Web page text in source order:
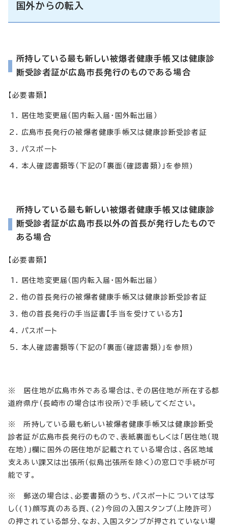
国外からの転入
所持している最も新しい被爆者健康手帳又は健康診
断受診者証が広島市長発行のものである場合
【必要書類】
居住地変更届（国内転入届・国外転出届）
広島市長発行の被爆者健康手帳又は健康診断受診者証
パスポート
本人確認書類等（下記の「裏面（確認書類）」を参照)
所持している最も新しい被爆者健康手帳又は健康診
断受診者証が広島市長以外の首長が発行したもので
ある場合
【必要書類】
居住地変更届（国内転入届・国外転出届）
他の首長発行の被爆者健康手帳又は健康診断受診者証
他の首長発行の手当証書【手当を受けている方】
パスポート
本人確認書類等（下記の「裏面（確認書類）」を参照)
※ 居住地が広島市外である場合は、その居住地が所在する都
道府県庁（長崎市の場合は市役所）で手続してください。
※ 所持している最も新しい被爆者健康手帳又は健康診断受
診者証が広島市長発行のもので、表紙裏面もしくは「居住地（現
在地）」欄に国外の居住地が記載されている場合は、各区地域
支えあい課又は出張所（似島出張所を除く）の窓口で手続が可
能です。
※ 郵送の場合は、必要書類のうち、パスポートについては写
し（(1)顔写真のある頁、(2)今回の入国スタンプ（上陸許可）
の押されている部分、なお、入国スタンプが押されていない場